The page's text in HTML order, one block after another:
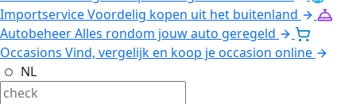
ImportserviceVoordelig kopen uit het buitenland
AutobeheerAlles rondom jouw auto geregeld
Occasions Vind, vergelijk en koop je occasion online
NL